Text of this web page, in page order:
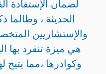
لضمان الإستفادة
الحديثة ، وطالما
والإستشاريين
هي ميزة تنفرد بها
وكوادرها ،مما